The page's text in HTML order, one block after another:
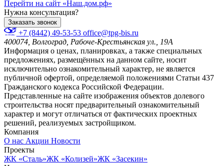
Перейти на сайт «Наш.дом.рф»
Нужна консультация?
Заказать звонок
+7 (8442) 49-53-53 office@tpg-bis.ru
400074, Волгоград, Рабоче-Крестьянская ул., 19А
Информация о ценах, планировках, а также специальных
предложениях, размещённых на данном сайте, носит
исключительно ознакомительный характер, не является
публичной офертой, определяемой положениями Статьи 437
Гражданского кодекса Российской Федерации.
Представленные на сайте изображения объектов долевого
строительства носят предварительный ознакомительный
характер и могут отличаться от фактических проектных
решений, реализуемых застройщиком.
Компания
О нас Акции Новости
Проекты
ЖК «Сталь»ЖК «Колизей»ЖК «Засекин»